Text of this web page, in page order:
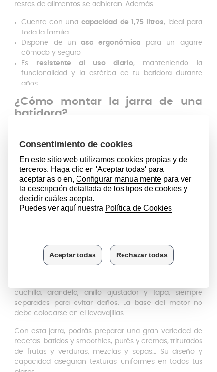
restos de alimentos se adhieran. Además:
Cuenta con unacapacidad de 1,75 litros, ideal para
toda la familia
Dispone de un
asa ergonómicapara un agarre
cómodo y seguro
Es resistente al uso diario, manteniendo la
funcionalidad y la estética de tu batidora durante
años
¿Cómo montar la jarra de una
batidora?
Separa la jarra antigua de la cuchilla y la goma
Coloca la arandela sobre la cuchilla
Inserta el conjuntodentro del anillo ajustador
Enrosca el anillo en la base de la jarra
Asegúrate de que la
colocar la jarra sobre la base
correctamente
¡Listo! Tu batidora estará lista para usar como el primer
cuchilla, arandela, anillo ajustador y tapa, siempre
separadas para evitar daños. La base del motor no
debe colocarse en el lavavajillas.
Con esta jarra, podrás preparar una gran variedad de
recetas: batidos y smoothies, purés y cremas, triturados
de frutas y verduras, mezclas y sopas... Su diseño y
capacidad aseguran texturas uniformes en todos tus